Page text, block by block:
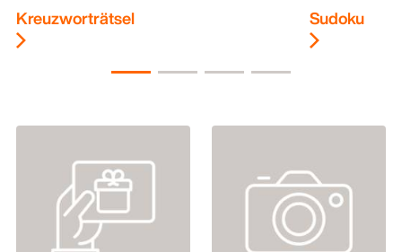
Kreuzworträtsel Sudoku